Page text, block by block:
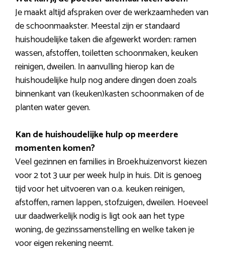
Je maakt altijd afspraken over de werkzaamheden van
de schoonmaakster. Meestal zijn er standaard
huishoudelijke taken die afgewerkt worden: ramen
wassen, afstoffen, toiletten schoonmaken, keuken
reinigen, dweilen. In aanvulling hierop kan de
huishoudelijke hulp nog andere dingen doen zoals
binnenkant van (keuken)kasten schoonmaken of de
planten water geven.
Kan de huishoudelijke hulp op meerdere
momenten komen?
Veel gezinnen en families in Broekhuizenvorst kiezen
voor 2 tot 3 uur per week hulp in huis. Dit is genoeg
tijd voor het uitvoeren van o.a. keuken reinigen,
afstoffen, ramen lappen, stofzuigen, dweilen. Hoeveel
uur daadwerkelijk nodig is ligt ook aan het type
woning, de gezinssamenstelling en welke taken je
voor eigen rekening neemt.